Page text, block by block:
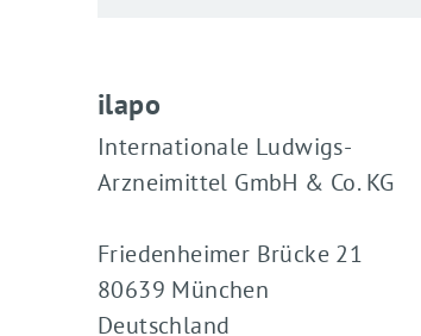
ilapo
Internationale Ludwigs-
Arzneimittel GmbH & Co. KG
Friedenheimer Brücke 21
80639 München
Deutschland